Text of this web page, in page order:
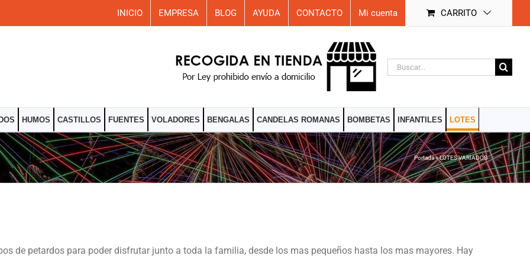
INICIO EMPRESA BLOG AYUDA CONTACTO Mi cuenta CARRITO
Buscar:
HUMOS CASTILLOS FUENTES VOLADORES BENGALAS CANDELAS ROMANAS BOMBETAS INFANTILES LOTES
Portada»LOTES VARIADOS
de petardos para poder disfrutar junto a toda la familia, desde los mas pequeños hasta los mas mayores. Hay